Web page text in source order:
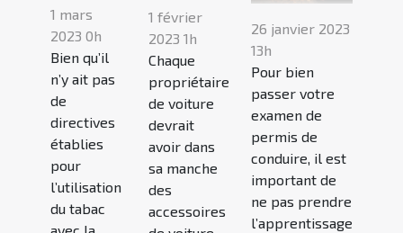
1 mars
2023 0h
Bien qu’il
n’y ait pas
de
directives
établies
pour
l’utilisation
du tabac
1 février
2023 1h
Chaque
propriétaire
de voiture
devrait
avoir dans
sa manche
des
accessoires
26 janvier 2023
13h
Pour bien
passer votre
examen de
permis de
conduire, il est
important de
ne pas prendre
l’apprentissage